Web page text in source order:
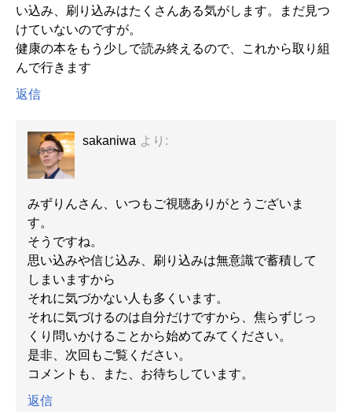
い込み、刷り込みはたくさんある気がします。まだ見つ
けていないのですが。
健康の本をもう少しで読み終えるので、これから取り組
んで行きます
返信
sakaniwa より:
みずりんさん、いつもご視聴ありがとうございま
す。
そうですね。
思い込みや信じ込み、刷り込みは無意識で蓄積して
しまいますから
それに気づかない人も多くいます。
それに気づけるのは自分だけですから、焦らずじっ
くり問いかけることから始めてみてください。
是非、次回もご覧ください。
コメントも、また、お待ちしています。
返信